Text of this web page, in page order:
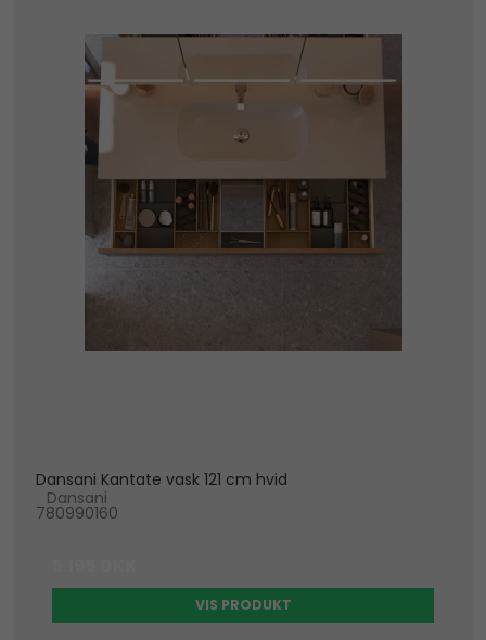
Dansani Kantate vask 121 cm hvid
Dansani
780990160
VIS PRODUKT